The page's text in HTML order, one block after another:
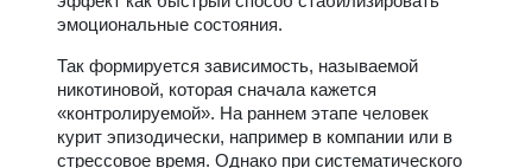
эмоциональные состояния.
Так формируется зависимость, называемой
никотиновой, которая сначала кажется
«контролируемой». На раннем этапе человек
курит эпизодически, например в компании или в
стрессовое время. Однако при систематического